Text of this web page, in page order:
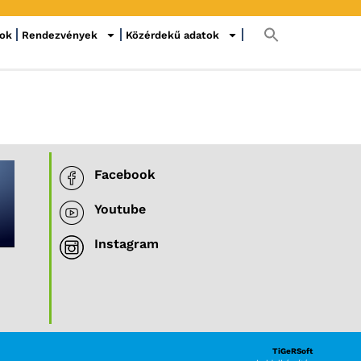
Rendezvények Közérdekű adatok
Facebook
Youtube
Instagram
TiGeRSoft